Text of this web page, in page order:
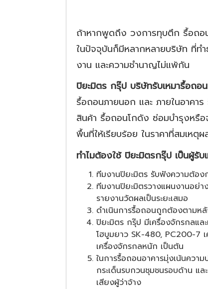
ถ้าหากพูดถึง วงการทุบตึก รื้อถอ
ในปัจจุบันก็มีหลากหลายบริษัท ที่ท
งาน และความชำนาญไม่แพ้กัน
ปิยะมิตร กรุ๊ป บริษัทรับเหมารื้อถ
รื้อถอนภายนอก และ ภายในอาค
สินค้า รื้อถอนโกดัง ซ่อมบำรุงหรือ
พื้นที่ให้เรียบร้อย ในราคาที่สมเหตุ
ทำไมต้องใช้ ปิยะมิตรกรุ๊ป เป็นผู้รั
ทีมงานปิยะมิตร รับฟังความต้อง
ทีมงานปิยะมิตรวางแผนงานอย่
รายงานวัดผลเป็นระยะเสมอ
ดำเนินการรื้อถอนถูกต้องตามห
ปิยะมิตร กรุ๊ป มีเครื่องจักรกลแล
โฮบูมยาว SK-480, PC200-7
เครื่องจักรกลหนัก เป็นต้น
ในการรื้อถอนอาคารมุ่งเน้นคว
กระเด็นรบกวนชุมชนรอบด้าน แ
เสียงผู้ว่าจ้าง